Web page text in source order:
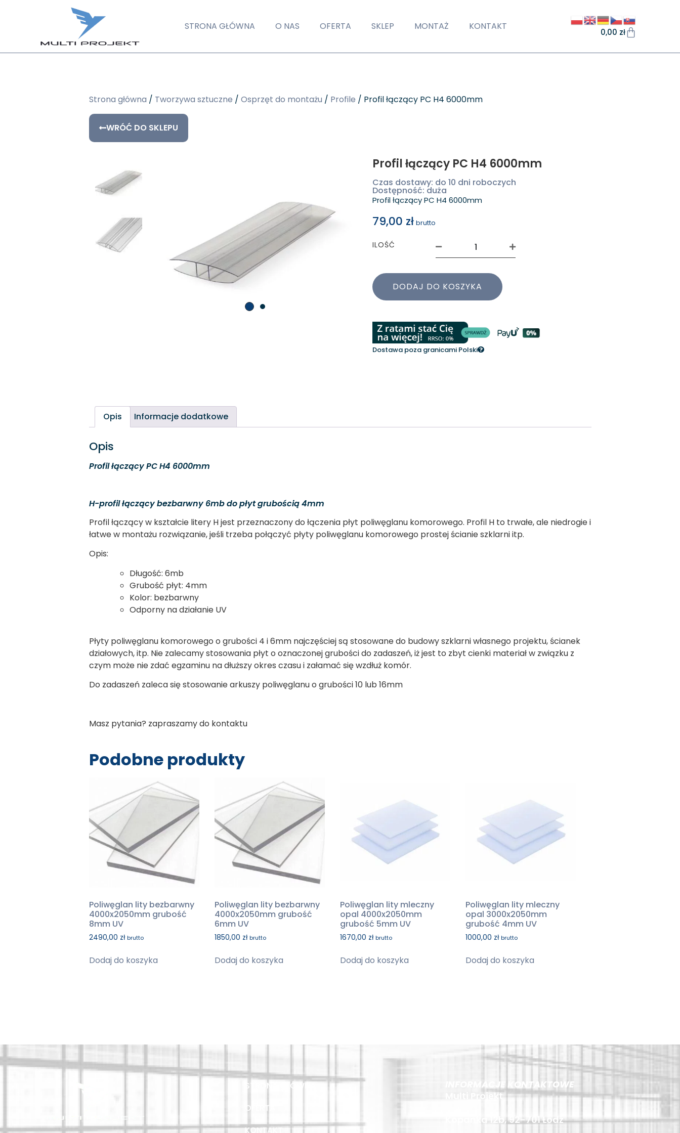
STRONA GŁÓWNA O NAS OFERTA SKLEP MONTAŻ KONTAKT
0,00 zł
Strona główna / Tworzywa sztuczne / Osprzęt do montażu / Profile / Profil łączący PC H4 6000mm
WRÓĆ DO SKLEPU
Profil łączący PC H4 6000mm
Czas dostawy: do 10 dni roboczych
Dostępność: duża
Profil łączący PC H4 6000mm
79,00 zł brutto
ILOŚĆ
DODAJ DO KOSZYKA
Dostawa poza granicami Polski
Opis Informacje dodatkowe
Opis
Profil łączący PC H4 6000mm
H-profil łączący bezbarwny 6mb do płyt grubością 4mm
Profil łączący w kształcie litery H jest przeznaczony do łączenia płyt poliwęglanu komorowego. Profil H to trwałe, ale niedrogie i
łatwe w montażu rozwiązanie, jeśli trzeba połączyć płyty poliwęglanu komorowego prostej ścianie szklarni itp.
Opis:
Długość: 6mb
Grubość płyt: 4mm
Kolor: bezbarwny
Odporny na działanie UV
Płyty poliwęglanu komorowego o grubości 4 i 6mm najczęściej są stosowane do budowy szklarni własnego projektu, ścianek
działowych, itp. Nie zalecamy stosowania płyt o oznaczonej grubości do zadaszeń,iż jest to zbyt cienki materiał w związku z
czym może nie zdać egzaminu na dłuższy okres czasu i załamać się wzdłuż komór.
Do zadaszeń zaleca się stosowanie arkuszy poliwęglanu o grubości 10 lub 16mm
Masz pytania? zapraszamy do kontaktu
Podobne produkty
Poliwęglan lity bezbarwny
4000x2050mm grubość
8mm UV
2490,00 zł brutto
Dodaj do koszyka
Poliwęglan lity bezbarwny
4000x2050mm grubość
6mm UV
1850,00 zł brutto
Dodaj do koszyka
Poliwęglan lity mleczny
opal 4000x2050mm
grubość 5mm UV
1670,00 zł brutto
Dodaj do koszyka
Poliwęglan lity mleczny
opal 3000x2050mm
grubość 4mm UV
1000,00 zł brutto
Dodaj do koszyka
STRONA GŁÓWNA
OFERTA
KONTAKT
INFORMACJE KONTAKTOWE
Multi Projekt
Kopanka 12b, 92-701 Łódź